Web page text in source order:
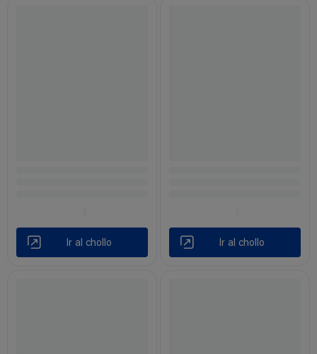
Ir al chollo Ir al chollo